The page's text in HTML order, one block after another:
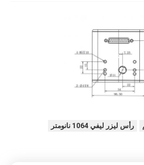
رأس ليزر ليفي 1064 نانومتر